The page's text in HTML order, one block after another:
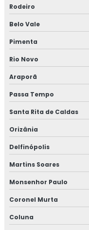
Rodeiro
Belo Vale
Pimenta
Rio Novo
Araporã
Passa Tempo
Santa Rita de Caldas
Orizânia
Delfinópolis
Martins Soares
Monsenhor Paulo
Coronel Murta
Coluna